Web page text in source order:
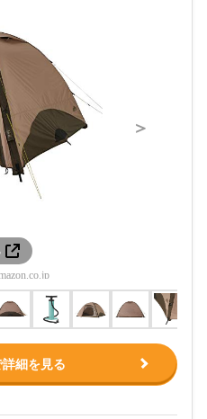
＞
詳細を見る